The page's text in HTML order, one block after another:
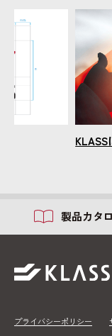
KLASS
製品カタ
プライバシーポリシー